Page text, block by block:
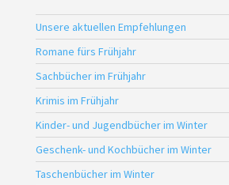
Unsere aktuellen Empfehlungen
Romane fürs Frühjahr
Sachbücher im Frühjahr
Krimis im Frühjahr
Kinder- und Jugendbücher im Winter
Geschenk- und Kochbücher im Winter
Taschenbücher im Winter